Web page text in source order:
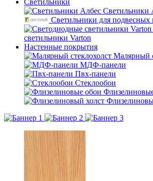
Светильники
Светильники
Светильники для подвесных
светильники Varton
Настенные покрытия
Малярный
МДФ-панели
Пвх-панели
Стеклообои